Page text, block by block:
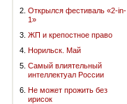
2. Открылся фестиваль «2-in-
1»
3. ЖП и крепостное право
4. Норильск. Май
5. Самый влиятельный
интеллектуал России
6. Не может прожить без
ирисок